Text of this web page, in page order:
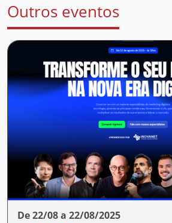
Outros eventos
De 22/08 a 22/08/2025